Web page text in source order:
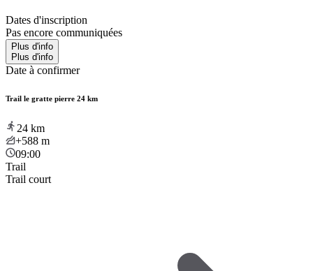
Dates d'inscription
Pas encore communiquées
Plus d'info
Plus d'info
Date à confirmer
Trail le gratte pierre 24 km
24 km
+588 m
09:00
Trail
Trail court